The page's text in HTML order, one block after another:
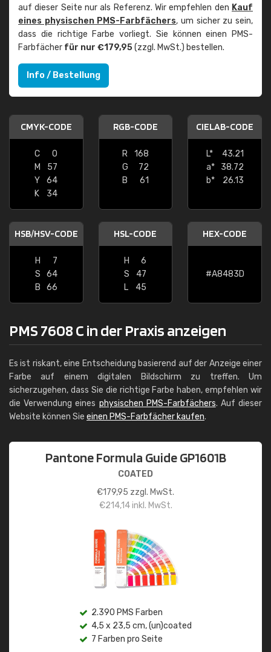
auf dieser Seite nur als Referenz. Wir empfehlen den Kauf
eines physischen PMS-Farbfächers, um sicher zu sein,
dass die richtige Farbe vorliegt. Sie können einen PMS-
Farbfächer für nur €179,95(zzgl. MwSt.) bestellen.
Info / Bestellung
CMYK-CODE
C
0
M
57
Y
64
K
34
RGB-CODE
R
168
G
72
B
61
CIELAB-CODE
L*
43.21
a*
38.72
b*
26.13
HSB/HSV-CODE
H
7
S
64
B
66
HSL-CODE
H
6
S
47
L
45
HEX-CODE
#A8483D
PMS 7608 C in der Praxis anzeigen
Es ist riskant, eine Entscheidung basierend auf der Anzeige einer
Farbe auf einem digitalen Bildschirm zu treffen. Um
sicherzugehen, dass Sie die richtige Farbe haben, empfehlen wir
die Verwendung eines physischen PMS-Farbfächers. Auf dieser
Website können Sie einen PMS-Farbfächer kaufen.
Pantone Formula Guide GP1601B
COATED
€179,95 zzgl. MwSt.
€214,14inkl. MwSt.
2.390 PMS Farben
4,5 x 23,5 cm, (un)coated
7 Farben pro Seite